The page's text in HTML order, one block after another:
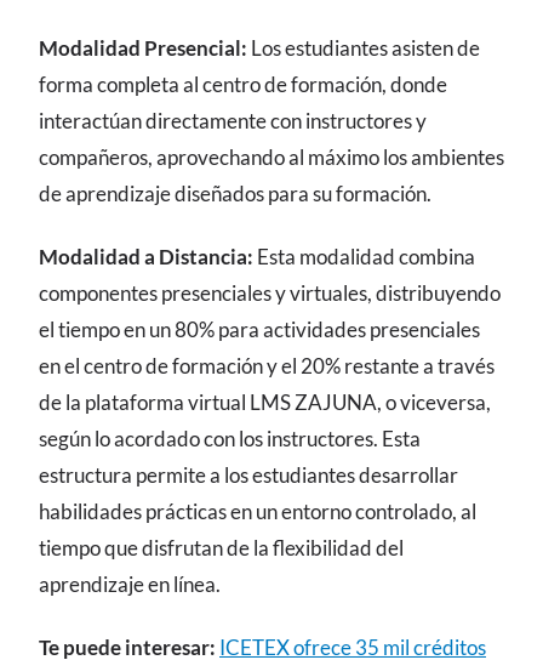
Modalidad Presencial: Los estudiantes asisten de
forma completa al centro de formación, donde
interactúan directamente con instructores y
compañeros, aprovechando al máximo los ambientes
de aprendizaje diseñados para su formación.
Modalidad a Distancia: Esta modalidad combina
componentes presenciales y virtuales, distribuyendo
el tiempo en un 80% para actividades presenciales
en el centro de formación y el 20% restante a través
de la plataforma virtual LMS ZAJUNA, o viceversa,
según lo acordado con los instructores. Esta
estructura permite a los estudiantes desarrollar
habilidades prácticas en un entorno controlado, al
tiempo que disfrutan de la flexibilidad del
aprendizaje en línea.
Te puede interesar: ICETEX ofrece 35 mil créditos